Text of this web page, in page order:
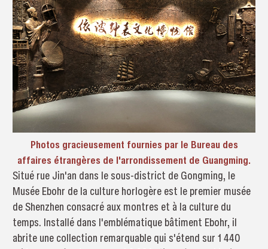
Photos gracieusement fournies par le Bureau des
affaires étrangères de l'arrondissement de Guangming.
Situé rue Jin'an dans le sous-district de Gongming, le
Musée Ebohr de la culture horlogère est le premier musée
de Shenzhen consacré aux montres et à la culture du
temps. Installé dans l'emblématique bâtiment Ebohr, il
abrite une collection remarquable qui s'étend sur 1 440